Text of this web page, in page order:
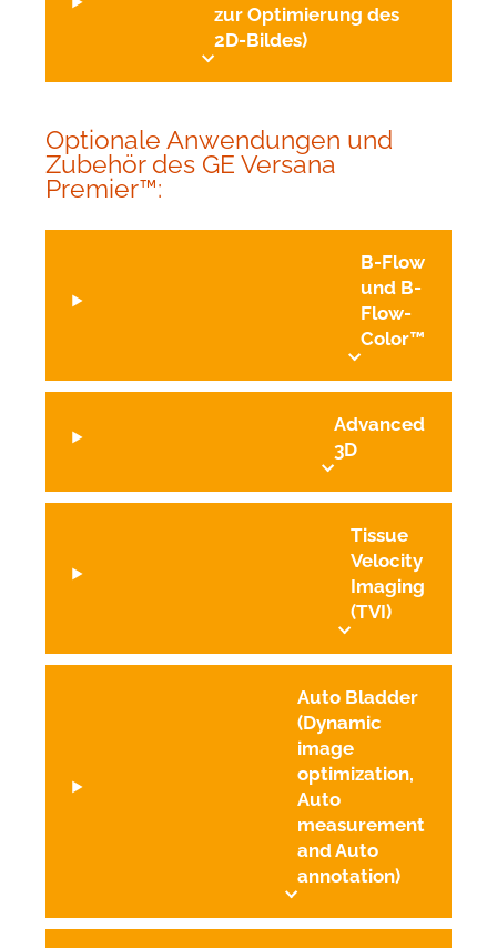
zur Optimierung des
2D-Bildes)
Optionale Anwendungen und
Zubehör des GE Versana
Premier™:
B-Flow
und B-
Flow-
Color™
Advanced
3D
Tissue
Velocity
Imaging
(TVI)
Auto Bladder
(Dynamic
image
optimization,
Auto
measurement
and Auto
annotation)